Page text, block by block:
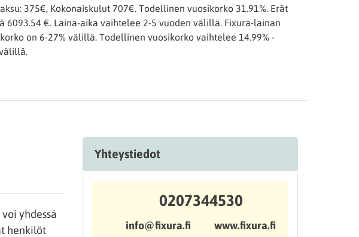
375€, Kokonaiskulut 707€. Todellinen vuosikorko 31.91%. Erät
6093.54 €. Laina-aika vaihtelee 2-5 vuoden välillä. Fixura-lainan
on 6-27% välillä. Todellinen vuosikorko vaihtelee 14.99% -
yhdessä
henkilöt
Yhteystiedot
0207344530
info@fixura.fi www.fixura.fi